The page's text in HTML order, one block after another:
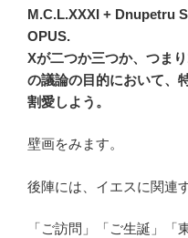
M.C.L.XXXI + Dnupetru
OPUS.
Xが二つか三つか、つま
の議論の目的において、
割愛しよう。
壁画をみます。
後陣には、イエスに関連
「ご訪問」「ご生誕」